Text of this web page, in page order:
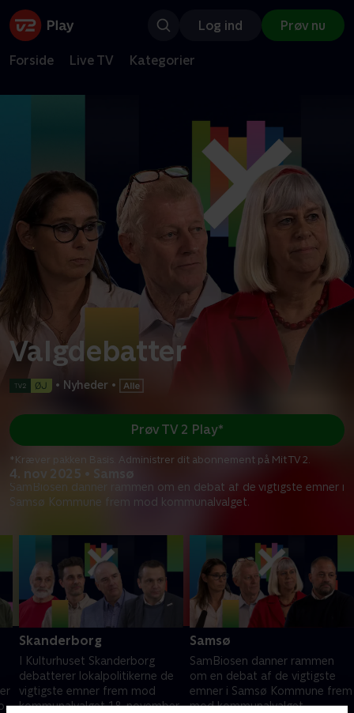
Log ind Prøv nu
Forside Live TV Kategorier
Valgdebatter
• Nyheder •
4. nov 2025 • Samsø
SamBiosen danner rammen om en debat af de vigtigste emner i
Samsø Kommune frem mod kommunalvalget.
Prøv TV 2 Play*
*Kræver pakken Basis. Administrer dit abonnement på Mit TV 2.
Skanderborg
I Kulturhuset Skanderborg
debatterer lokalpolitikerne de
vigtigste emner frem mod
kommunalvalget 18. november.
Samsø
SamBiosen danner rammen
om en debat af de vigtigste
emner i Samsø Kommune frem
mod kommunalvalget.